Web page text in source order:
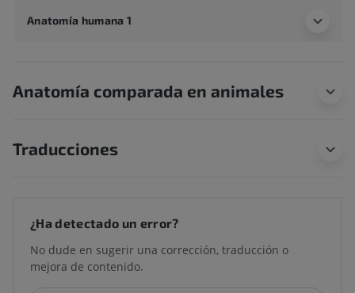
Anatomía humana 1
Anatomía comparada en animales
Traducciones
¿Ha detectado un error?
No dude en sugerir una corrección, traducción o
mejora de contenido.